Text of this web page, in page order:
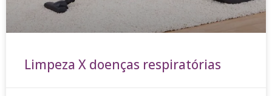
Limpeza X doenças respiratórias